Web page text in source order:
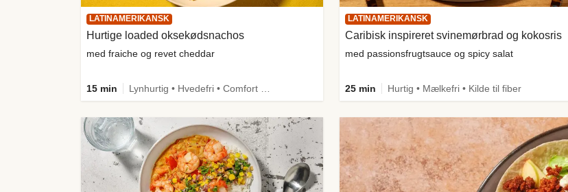
LATINAMERIKANSK
Hurtige loaded oksekødsnachos
med fraiche og revet cheddar
15 min
LATINAMERIKANSK
Caribisk inspireret svinemørbrad og kokosris
med passionsfrugtsauce og spicy salat
25 min Hurtig • Mælkefri • Kilde til fiber